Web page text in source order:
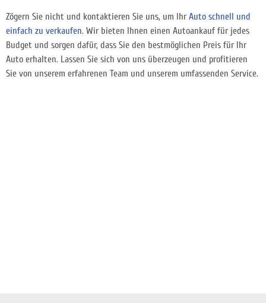
Zögern Sie nicht und kontaktieren Sie uns, um IhrAuto schnell und
einfach zu verkaufen. Wir bieten Ihnen einen Autoankauf für jedes
Budget und sorgen dafür, dass Sie den bestmöglichen Preis für Ihr
Auto erhalten. Lassen Sie sich von uns überzeugen und profitieren
Sie von unserem erfahrenen Team und unserem umfassenden Service.